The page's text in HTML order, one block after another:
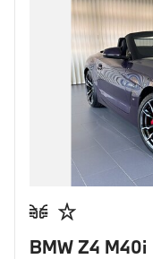
BMW Z4 M40i